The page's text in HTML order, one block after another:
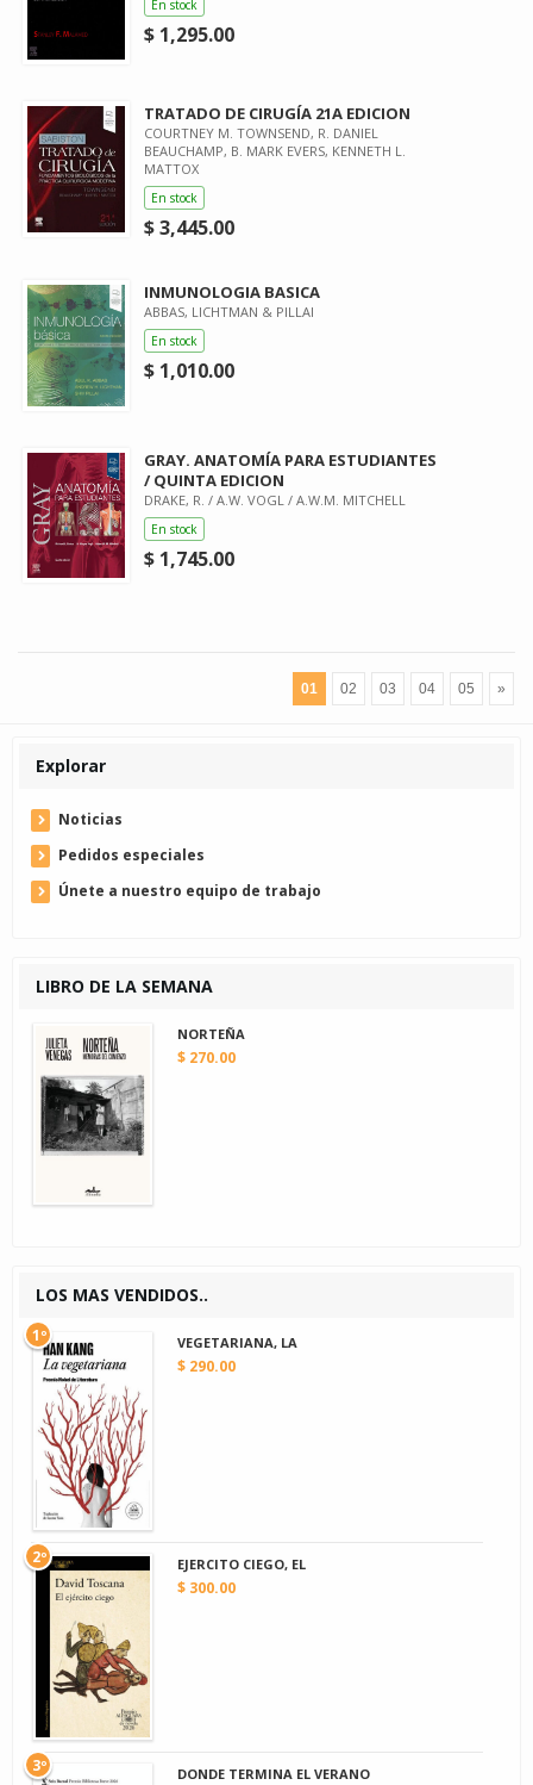
En stock
$ 1,295.00
TRATADO DE CIRUGÍA 21A EDICION
COURTNEY M. TOWNSEND, R. DANIEL
BEAUCHAMP, B. MARK EVERS, KENNETH L.
MATTOX
En stock
$ 3,445.00
INMUNOLOGIA BASICA
ABBAS, LICHTMAN & PILLAI
En stock
$ 1,010.00
GRAY. ANATOMÍA PARA ESTUDIANTES
/ QUINTA EDICION
DRAKE, R. / A.W. VOGL / A.W.M. MITCHELL
En stock
$ 1,745.00
01 02 03 04 05 »
Explorar
Noticias
Pedidos especiales
Únete a nuestro equipo de trabajo
LIBRO DE LA SEMANA
NORTEÑA
$ 270.00
LOS MAS VENDIDOS..
VEGETARIANA, LA
$ 290.00
1º
EJERCITO CIEGO, EL
$ 300.00
2º
DONDE TERMINA EL VERANO
3º